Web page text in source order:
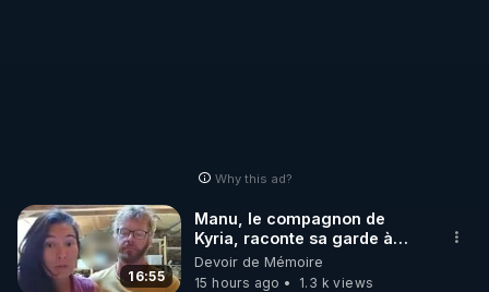
Why this ad?
16:55
Manu, le compagnon de
Kyria, raconte sa garde à
vue musclée. PARTAGEZ!
Devoir de Mémoire
15 hours ago
1.3 k views